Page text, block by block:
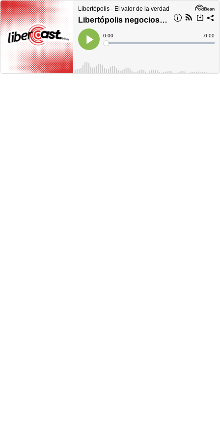
Libertópolis - El valor de la verdad
Libertópolis negocios, jueves 20 de abril de 2023
Play
Current
Time
0:00
Loaded:
Time
-0:00